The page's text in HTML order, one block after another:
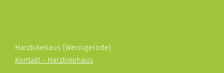
Harzbikehaus (Wernigerode)
Kontakt - Harzbikehaus